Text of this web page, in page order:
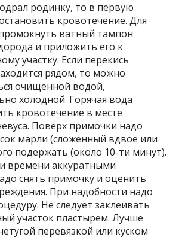
родинку, то в первую
кровотечение. Для
ватный тампон
и приложить его к
участку. Если перекись
рядом, то можно
очищенной водой,
холодной. Горячая вода
кровотечение в месте
Поверх примочки надо
марли (сложенный вдвое или
подержать (около 10-ти минут).
времени аккуратными
снять примочку и оценить
При надобности надо
Не следует заклеивать
участок пластырем. Лучше
перевязкой или куском